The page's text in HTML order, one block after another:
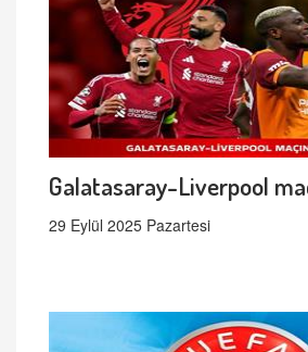
Galatasaray-Liverpool
29 Eylül 2025 Pazartesi